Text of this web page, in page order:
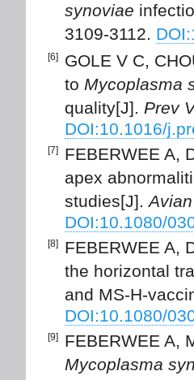
synoviae
3109-3112.
[6]
GOLE V C,
to Mycoplasma
quality[J]. Prev
DOI:10.1016/
[7]
FEBERWEE A,
apex
studies[J].
DOI:10.1080/
[8]
FEBERWEE A,
the horizontal
and MS-H-
DOI:10.1080/
[9]
FEBERWEE A,
Mycoplasma